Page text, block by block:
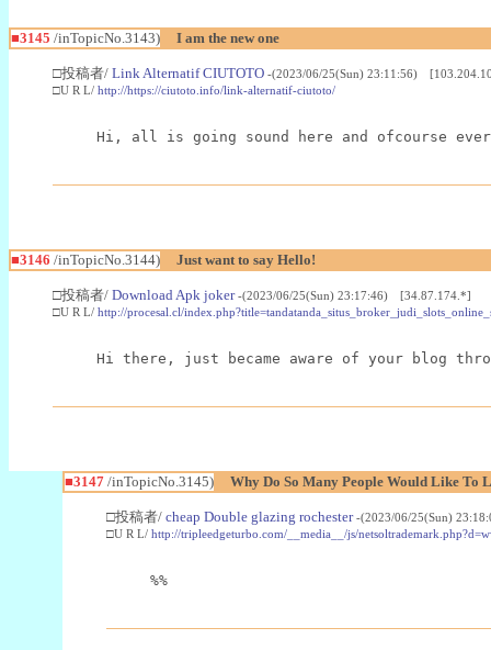
■3145 /inTopicNo.3143) I am the new one
□投稿者/ Link Alternatif CIUTOTO -(2023/06/25(Sun) 23:11:56)
□U R L/ http://https://ciutoto.info/link-alternatif-ciutoto/
Hi, all is going sound here and ofcourse
■3146 /inTopicNo.3144) Just want to say Hello!
□投稿者/ Download Apk joker -(2023/06/25(Sun) 23:17:46) [34.87.174.*]
□U R L/ http://procesal.cl/
Hi there, just became aware of your blog
■3147/inTopicNo.3145) Why Do So Many People Would Like To
□投稿者/ cheap Double glazing rochester -(2023/06/25(Sun)
□U R L/ http://tripleedgeturbo.com/__media__/js/
%%